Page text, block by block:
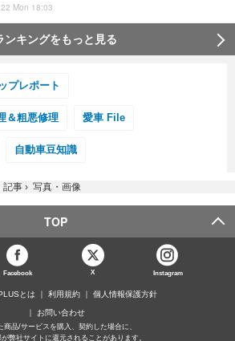
Mon 18:03
ンキングをもっと見る
プレポート
＆粗悪修理 愛車 File
自動車豆知識
記事 › 写真・画像
TOP
Facebook X Instagram
とは 利用規約 個人情報保護方針
お問い合わせ
商品/サービスを購入、契約した場合に、
弊社サイトに還元されることがあります。